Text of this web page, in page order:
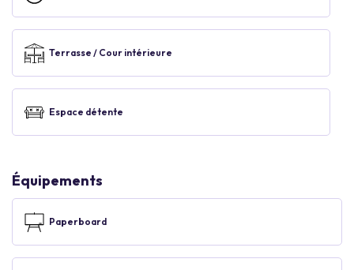
Terrasse / Cour intérieure
Espace détente
Équipements
Paperboard